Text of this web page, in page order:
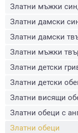
Златни мъжки
Златни дамски
Златни дамски
Златни мъжки
Златни детски
Златни детски
Златни висящи
Златни обеци с
Златни обеци